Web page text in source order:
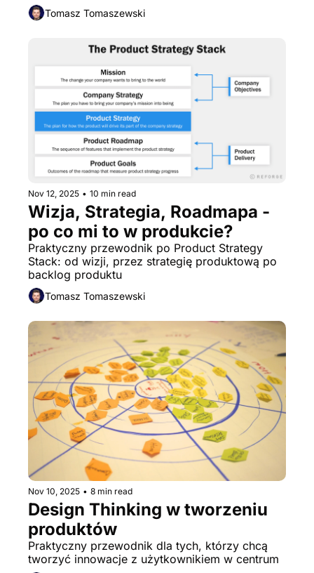
Tomasz Tomaszewski
Nov 12, 2025 • 10 min read
Wizja, Strategia, Roadmapa -
po co mi to w produkcie?
Praktyczny przewodnik po Product Strategy
Stack: od wizji, przez strategię produktową po
backlog produktu
Tomasz Tomaszewski
Nov 10, 2025 • 8 min read
Design Thinking w tworzeniu
produktów
Praktyczny przewodnik dla tych, którzy chcą
tworzyć innowacje z użytkownikiem w centrum